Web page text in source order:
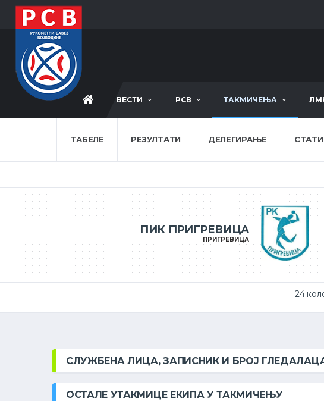
ВЕСТИ РСВ ТАКМИЧЕЊА
ТАБЕЛЕ РЕЗУЛТАТИ ДЕЛЕГИРАЊЕ
ПИК ПРИГРЕВИЦА
ПРИГРЕВИЦА
СЛУЖБЕНА ЛИЦА, ЗАПИСНИК И БРОЈ
ОСТАЛЕ УТАКМИЦЕ ЕКИПА У ТАКМИЧЕЊУ